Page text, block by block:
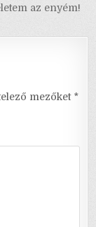
az enyém!
mezőket *